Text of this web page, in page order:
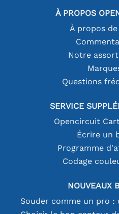
À PROPOS
À propos
Notre
Questions
SERVICE
Opencircuit
Écrire un
Programme
Codage
NOUVEAUX